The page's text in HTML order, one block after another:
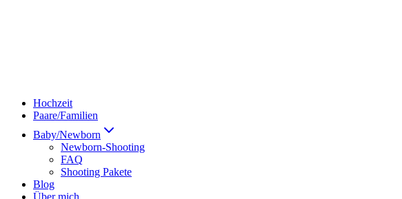
Hochzeit
Paare/Familien
Baby/Newborn
Newborn-Shooting
FAQ
Shooting Pakete
Blog
Über mich